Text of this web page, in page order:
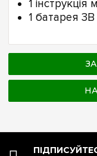
1 інструкція
1 батарея